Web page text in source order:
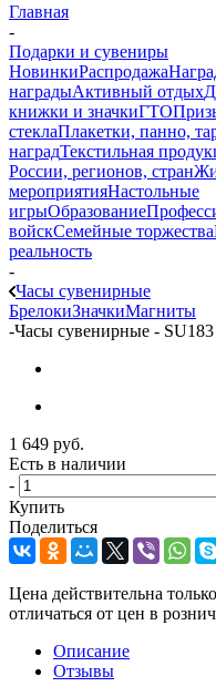
Главная
-
Подарки и сувениры
НовинкиРаспродажа
наградыАктивный отдых
книжки и значкиГТО
стеклаПлакетки, панно,
наградТекстильная
России, регионов, стран
мероприятияНастольные
игрыОбразование
войскСемейные торжества
реальность
-
Часы сувенирные
БрелокиЗначкиМагниты
-Часы сувенирные - SU183
1 649 руб.
Есть в наличии
-
Купить
Поделиться
Цена действительна
отличаться от цен в
Описание
Отзывы